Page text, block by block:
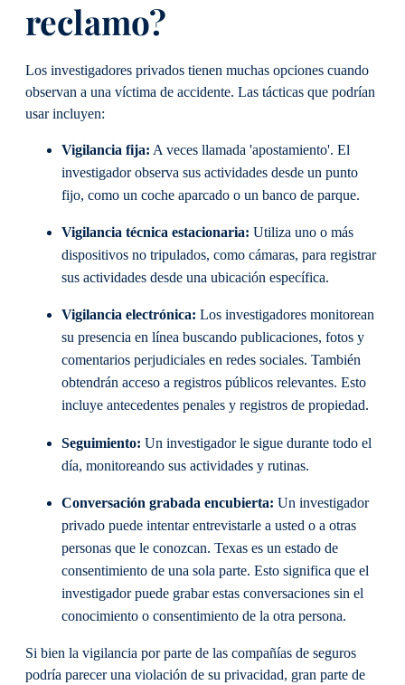
reclamo?
Los investigadores privados tienen muchas opciones cuando
observan a una víctima de accidente. Las tácticas que podrían
usar incluyen:
Vigilancia fija: A veces llamada 'apostamiento'. El
investigador observa sus actividades desde un punto
fijo, como un coche aparcado o un banco de parque.
Vigilancia técnica estacionaria: Utiliza uno o más
dispositivos no tripulados, como cámaras, para registrar
sus actividades desde una ubicación específica.
Vigilancia electrónica: Los investigadores monitorean
su presencia en línea buscando publicaciones, fotos y
comentarios perjudiciales en redes sociales. También
obtendrán acceso a registros públicos relevantes. Esto
incluye antecedentes penales y registros de propiedad.
Seguimiento: Un investigador le sigue durante todo el
día, monitoreando sus actividades y rutinas.
Conversación grabada encubierta: Un investigador
privado puede intentar entrevistarle a usted o a otras
personas que le conozcan. Texas es un estado de
consentimiento de una sola parte. Esto significa que el
investigador puede grabar estas conversaciones sin el
conocimiento o consentimiento de la otra persona.
Si bien la vigilancia por parte de las compañías de seguros
podría parecer una violación de su privacidad, gran parte de